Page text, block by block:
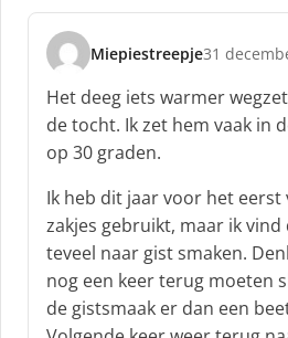
e
f
:
Miepiestreepje
s
c
h
r
e
f
:
31
Het deeg iets warmer
de tocht. Ik zet hem vaak in
op 30 graden.
Ik heb dit jaar voor het eerst
zakjes gebruikt, maar ik
teveel naar gist smaken.
nog een keer terug moeten
de gistsmaak er dan een